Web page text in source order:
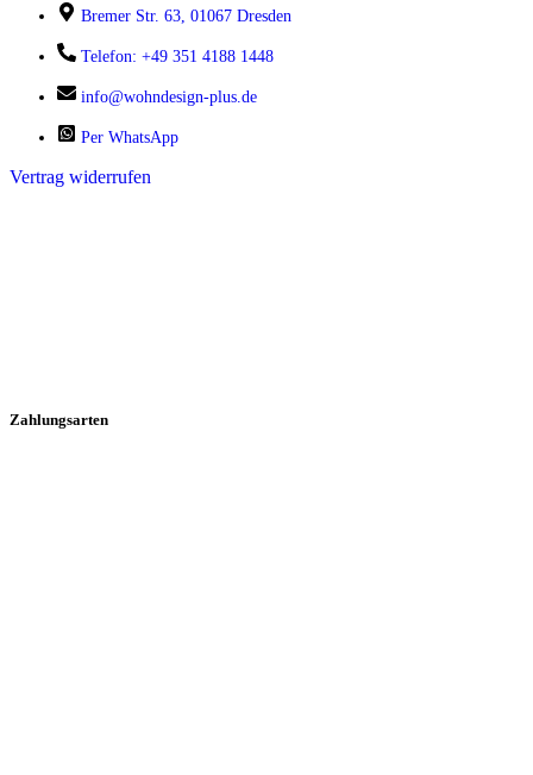
Bremer Str. 63, 01067 Dresden
Telefon: +49 351 4188 1448
info@wohndesign-plus.de
Per WhatsApp
Vertrag widerrufen
Zahlungsarten